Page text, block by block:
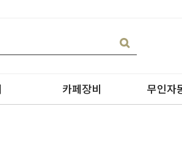
카페장비 무인자